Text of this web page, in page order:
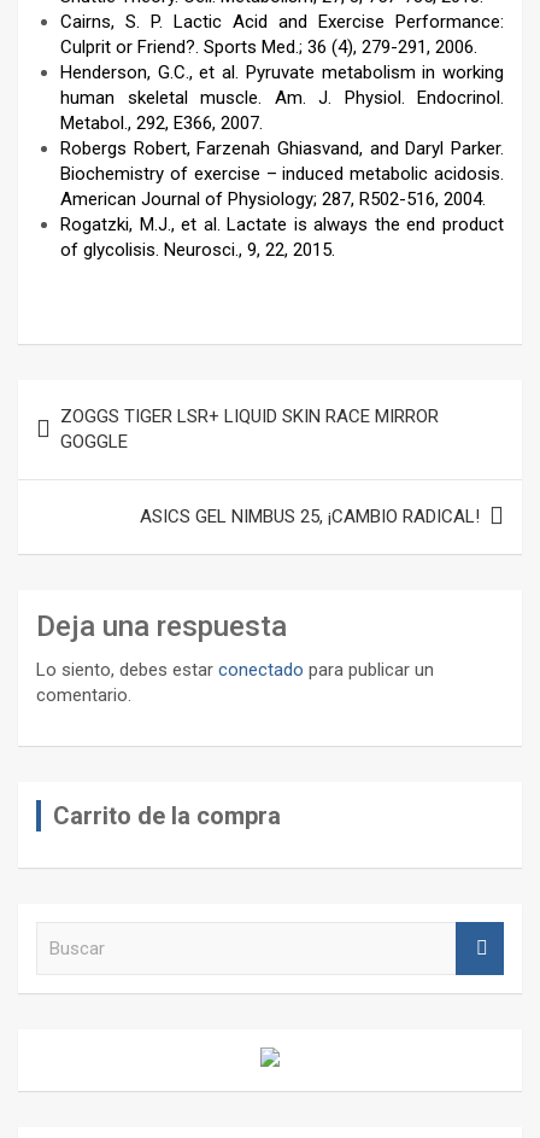
Cairns, S. P. Lactic Acid and Exercise Performance:
Culprit or Friend?. Sports Med.; 36 (4), 279-291, 2006.
Henderson, G.C., et al. Pyruvate metabolism in working
human skeletal muscle. Am. J. Physiol. Endocrinol.
Metabol., 292, E366, 2007.
Robergs Robert, Farzenah Ghiasvand, and Daryl Parker.
Biochemistry of exercise – induced metabolic acidosis.
American Journal of Physiology; 287, R502-516, 2004.
Rogatzki, M.J., et al. Lactate is always the end product
of glycolisis. Neurosci., 9, 22, 2015.
de
entradas
ZOGGS TIGER LSR+ LIQUID SKIN RACE MIRROR
GOGGLE
ASICS GEL NIMBUS 25, ¡CAMBIO RADICAL!
Deja una respuesta
Lo siento, debes estar conectado para publicar un
comentario.
Carrito de la compra